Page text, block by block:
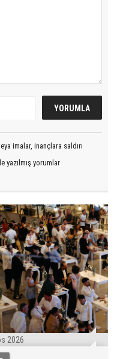
imalar, inançlara saldırı
yazılmış yorumlar
2026